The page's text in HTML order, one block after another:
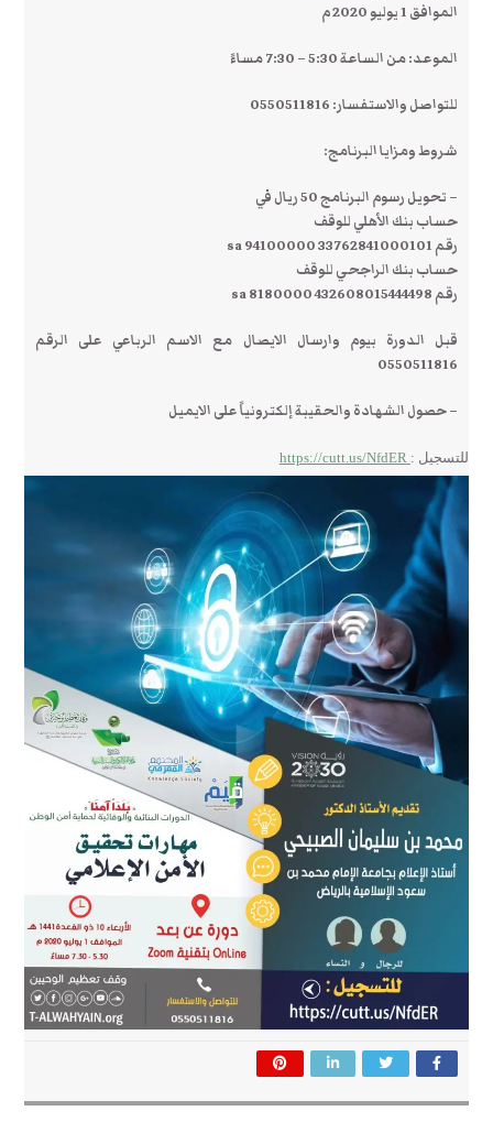
الموافق 1 يوليو 2020 م
الموعد: من الساعة 5:30 – 7:30 مساءً
للتواصل والاستفسار: 0550511816
شروط ومزايا البرنامج:
– تحويل رسوم البرنامج 50 ريال في
حساب بنك الأهلي للوقف
رقم sa 94100000 33762841000101
حساب بنك الراجحي للوقف
رقم 432608015444498 8180000 sa
قبل الدورة بيوم وارسال الايصال مع الاسم الرباعي على الرقم
0550511816
– حصول الشهادة والحقيبة إلكترونياً على الايميل
للتسجيل :